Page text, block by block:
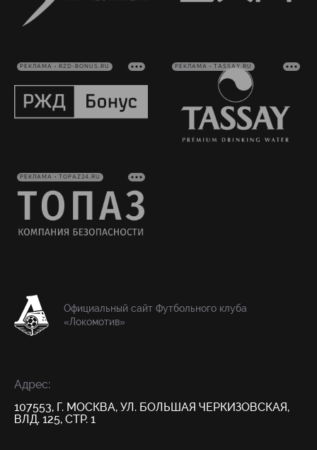
РЕКЛАМА • RZD-BONUS.RU РЕКЛАМА • TASSAY.RU
РЕКЛАМА • TOPAZ24.RU
Официальный сайт Футбольного клуба
«Локомотив»
Адрес:
107553, Г. МОСКВА, УЛ. БОЛЬШАЯ ЧЕРКИЗОВСКАЯ,
ВЛД. 125, СТР. 1